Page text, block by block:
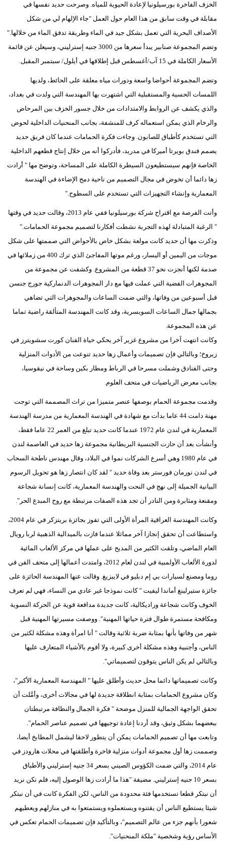
الخزف الفاخرة بورسيلونيا لإعادة الحيوية للمياه. وصرحت حديد نفسها في
مقابلة في وقت سابق من هذا العام حول العمل "جاء الإلهام لي من شكل
الأصداف البحرية التي تعمل بشكل جيد في الماء وطريقة تدفق الماء من خلالها."
وتضم المجموعة صنابير يبدأ سعرها من 3000 جنيه إسترليني، وسيعلن عن قائمة
الأسعار الكاملة في 15 آب/أغسطس قبل إطلاقها في أيلول/ سبتمبر المقبل.
وتضم المجموعة أحواضا واسعة ودورات مياه معلقة على الحائط، ولديها
اللمسات الحسية والمستقبلية التي اشتهرت بها المهندسة التي ولدت في بغداد،
والذي يكشف عن الروابط والامتدادات من خلال جسور الخزف بين المرحاض
والرخام الذي يمكن استعماله كرف للمنشفة، بجانب المنحنيات الداخلية لحوض
التي تستخدم كأطباق للصابون. وجاءت فكرة الحمامات عندما كان فريق حديد
يصمم فندق بويرتا أميركا في مدريد، فأدركوا أنه من خلال إنتاج قطعهم الداخلية
الخاصة فإنهم سيستطيعون السيطرة الكاملة على المساحة، وتوضح مها " أرادت
زها دائما أن تخوض في مجال التصميم من ناحية دمج الإضاءة في الهندسة
المعمارية وإنشاء التجهيزات التي تستخدم على السطوح."
وأتت الفرصة مع اقتراح شركة بورسيلونيا ففي عام 2013، وقالت حديد في وقتها
" الرغبة المتبادلة لهذه التجربة نشطت أفكارنا لتصميم مجموعة الحمامات."
وذكرت مها أن حديد كانت مولعة بشكل خاص بالأحواض التي صممتها على شكل
موجات من اليمين أو اليسار، ورغم موتها المفاجئ الذي ترك 400 من زملائها في
صدمة لكنها أنجزت نحو 37 قطعة من المشروع. وكشفت عن مجموعة من
المجوهرات الفضية التي عملت فيها مع دار المجوهرات الدنماركية جورج جنسن
قبل أسبوعين من وفاتها، والتي ضمت الساعات والمجوهرات التي تضاهي
بجمالها جمال الساعات السويسرية، وقد كانت المهندسة المتألقة راضية تماما
عن هذه المجموعة.
وكانت انتهت آخرا من مشروع غزير آخر يحكي حياة الفنان كورت سشويترز في
زيروخ؛ وبالتالي فإن تصميمات وأعمال زها حديد تنوعت من الأدوات المنزلية
وحتى الفنادق وشملت مسرحا في الرباط ومطار بكين وساحة في نيقوسيا،
بجانب معرض الرياضيات في متحف العلوم.
وقدمت مجموعة الحمام بوصفها عنصر متميزا من تراث المصممة التي توجت
مهنة دامت 44 عاما بدأت مع شهادة في الهندسة المعمارية من مدرسة الهندسة
المعمارية في لندن عام 1972 عندما كانت حديد تبلغ من العمر 22 عاما فقط،
وأنشأت بعد أن حازت الجنسية البريطانية مجموعة زها حديد في العاصمة لندن
في عام 1980 وهي أسرع الشركات نموا في البلاد، وقال مهندس ناطحة السحاب
في لندن نورمان فورستر بعد وفاة حديد " لقد كان انتصار زها هو تحويل الرسوم
البيانية الجميلة إلى نهج في النحت والهندسة المعمارية، كانت إنسانة شجاعة
ومقنعة ومثابرة ومن النادر أن تجد هذه الصفات مرتبطة مع روح المبدع الحر".
وكانت المهندسة العراقية المرأة الأولى التي تفوز بجائزة بريتزكر في عام 2004،
واستطاعت أن تحقق إنجازا آخر مماثلا عندما فازت بالميدالية الذهبية لربا رويال
العام الماضي، وتلقت الكثير من المديح على عملها في مركز الألعاب المائية
لدورة الألعاب الأولمبية في لندن لعام 2012، وامتدت أعمالها إلى متحف الفن في
روما ومصنع لسيارات بي إم دبليو في لايبزيغ. وقالت عنها المهندسة الحائزة على
جائزة ستيرلينغ أماندا ليفيت " كانت نموذجا غير عادي من النساء، فهي لم تعرف
الخوف وكانت شجاعة وراديكالية، كانت جديدة مدافعة قوية عن الحركة النسوية
ومكافحة مستمرة طوال فترة حياتها المهنية". ووصفت مسيرتها المهنية قبل
شهر من وفاتها بأنها بمثابة ضربة ثلاثية وقالت " أنا امرأة وهذه مشكلة لكثير من
الناس، وأجنبية وهذه مشكلة أخرى كبيرة، ولا أقوم بالأشياء المتعارف عليها
وبالتالي لم يكن الناس يتوقون لتصميماتي".
وكانت تصميماتها دائما محل حديث وأطلق عليها " المهندسة المعمارية الأكبر"،
وكان مشروع الحمامات بمثابة انطلاقة جديدة لها في مجالات أخرى، وأمَّلت أن
تحقق الواجهة الجمالية للمنزل موضحة " فكرة الجمال والنظافة مرتبطتان
ببعضهما بشكل وثيق، وقد أردنا إعادة توجيهها في تصميم عناصر الحمام".
وتابعت مها أن تصميم الحمامات يمكن أن يتطور لاحقا ليشمل المطابخ أيضا،
وصممت زها أول مجموعة أدوات منزلية فاخرة وأطلقتها في محلات هارودز في
عام 2014، والتي ضمت الكؤوس الصيني بسعر 34 جنيه إسترليني والأطباق
بسعر 10 جنيه إسترليني. مضيفة "هذا ما أرادت زها الوصول إليه، فلم نكن نريد
أن نبتكر قطعا تستخدمها فئة محدودة من الناس، لكن الفكرة كانت في أن نبتكر
شيئا يستطيع الناس أن يقتنوه ويستعملوه ويستمتعوا به في منازلهم ويعطيهم
شعورا بأنهم جزء من عالم التصميم"، وبالتأكيد فإن تصميمات الحمام تعكس في
الأساس رؤية وشخصية "ملكة المنحنيات".